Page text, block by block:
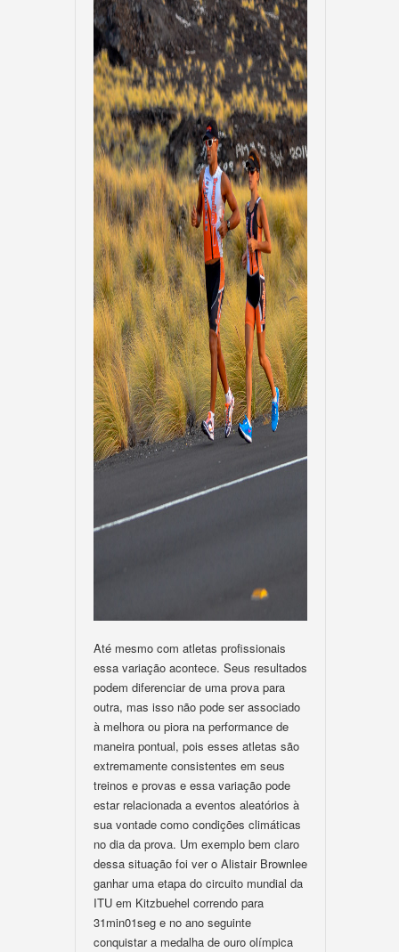
Até mesmo com atletas profissionais
essa variação acontece. Seus resultados
podem diferenciar de uma prova para
outra, mas isso não pode ser associado
à melhora ou piora na performance de
maneira pontual, pois esses atletas são
extremamente consistentes em seus
treinos e provas e essa variação pode
estar relacionada a eventos aleatórios à
sua vontade como condições climáticas
no dia da prova. Um exemplo bem claro
dessa situação foi ver o Alistair Brownlee
ganhar uma etapa do circuito mundial da
ITU em Kitzbuehel correndo para
31min01seg e no ano seguinte
conquistar a medalha de ouro olímpica